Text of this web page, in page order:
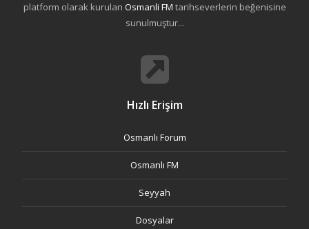
platform olarak kurulan Osmanli FM tarihseverlerin beğenisine
sunulmuştur...
Hızlı Erişim
Osmanlı Forum
Osmanlı FM
Seyyah
Dosyalar